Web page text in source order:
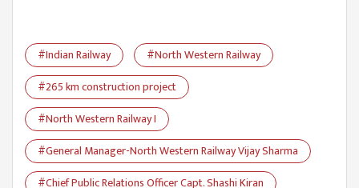
#Indian Railway
#North Western Railway
#265 km construction project
#North Western Railway I
#General Manager-North Western Railway Vijay Sharma
#Chief Public Relations Officer Capt. Shashi Kiran